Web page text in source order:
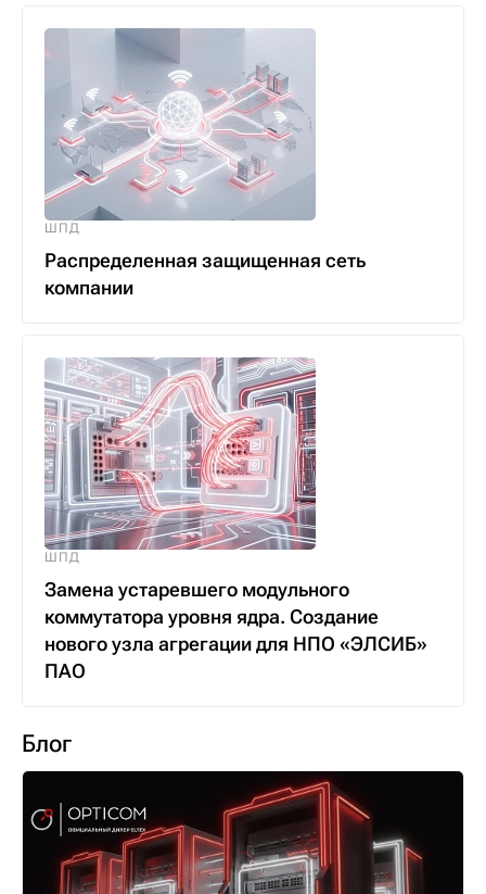
ШПД
Распределенная защищенная сеть
компании
ШПД
Замена устаревшего модульного
коммутатора уровня ядра. Создание
нового узла агрегации для НПО «ЭЛСИБ»
ПАО
Блог